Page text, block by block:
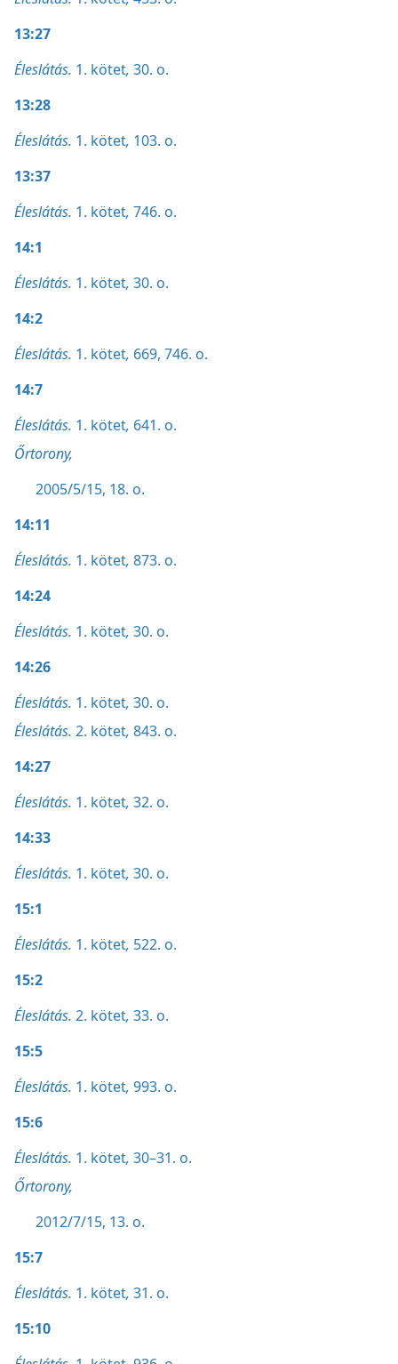
13:27
Éleslátás. 1. kötet, 30. o.
13:28
Éleslátás. 1. kötet, 103. o.
13:37
Éleslátás. 1. kötet, 746. o.
14:1
Éleslátás. 1. kötet, 30. o.
14:2
Éleslátás. 1. kötet, 669, 746. o.
14:7
Éleslátás. 1. kötet, 641. o.
Őrtorony,
2005/5/15, 18. o.
14:11
Éleslátás. 1. kötet, 873. o.
14:24
Éleslátás. 1. kötet, 30. o.
14:26
Éleslátás. 1. kötet, 30. o.
Éleslátás. 2. kötet, 843. o.
14:27
Éleslátás. 1. kötet, 32. o.
14:33
Éleslátás. 1. kötet, 30. o.
15:1
Éleslátás. 1. kötet, 522. o.
15:2
Éleslátás. 2. kötet, 33. o.
15:5
Éleslátás. 1. kötet, 993. o.
15:6
Éleslátás. 1. kötet, 30–31. o.
Őrtorony,
2012/7/15, 13. o.
15:7
Éleslátás. 1. kötet, 31. o.
15:10